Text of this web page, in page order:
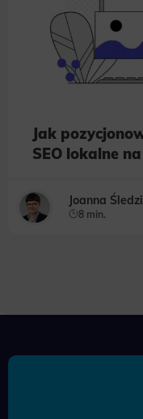
Jak
SEO lokalne
Joanna
8 min.